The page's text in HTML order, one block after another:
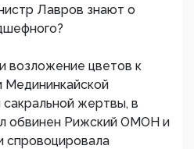
Лавров знают о
возложение цветов к
сакральной жертвы, в
обвинен Рижский ОМОН и
спровоцировала